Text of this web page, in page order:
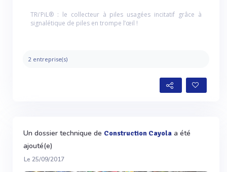
TRi'PiL® : le collecteur à piles usagées incitatif grâce à
signalétique de piles en trompe l’œil !
2 entreprise(s)
Un dossier technique de Construction Cayola a été
ajouté(e)
Le 25/09/2017